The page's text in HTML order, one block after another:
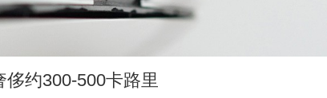
约300-500卡路里